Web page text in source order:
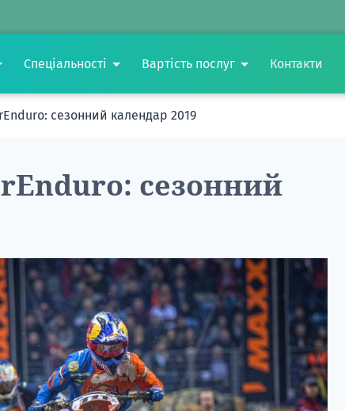
Спеціальності Вартість послуг Контакти
сезонний календар 2019
сезонний